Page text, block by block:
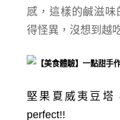
感，這樣的鹹滋味
得怪異，沒想到越
堅果夏威夷豆塔
perfect!!